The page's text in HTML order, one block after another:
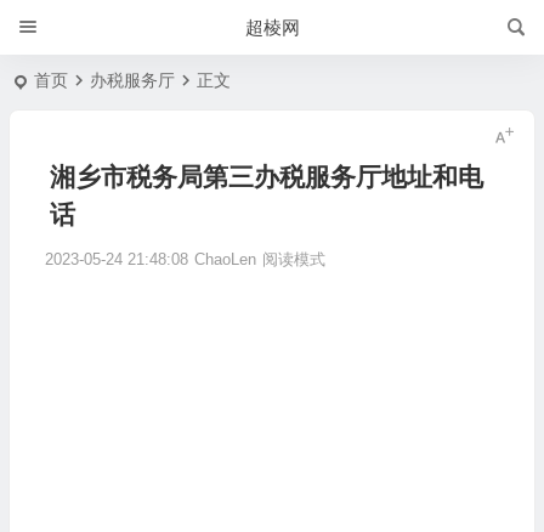
超棱网
首页 办税服务厅 正文
湘乡市税务局第三办税服务厅地址和电
话
2023-05-24 21:48:08 ChaoLen 阅读模式